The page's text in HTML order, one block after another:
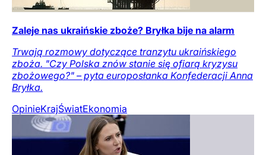
Zaleje nas ukraińskie zboże? Bryłka bije na alarm
Trwają rozmowy dotyczące tranzytu ukraińskiego
zboża. "Czy Polska znów stanie się ofiarą kryzysu
zbożowego?" – pyta europosłanka Konfederacji Anna
Bryłka.
OpinieKrajŚwiatEkonomia